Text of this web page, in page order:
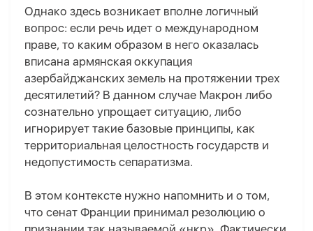
Однако здесь возникает вполне логичный
вопрос: если речь идет о международном
праве, то каким образом в него оказалась
вписана армянская оккупация
азербайджанских земель на протяжении трех
десятилетий? В данном случае Макрон либо
сознательно упрощает ситуацию, либо
игнорирует такие базовые принципы, как
территориальная целостность государств и
недопустимость сепаратизма.
В этом контексте нужно напомнить и о том,
что сенат Франции принимал резолюцию о